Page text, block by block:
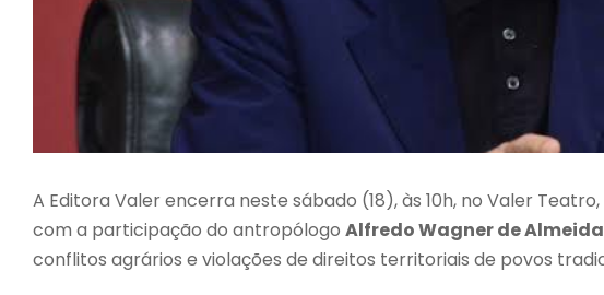
A Editora Valer encerra neste sábado (18), às 10h, no Valer
com a participação do antropólogo Alfredo Wagner de Almeida
conflitos agrários e violações de direitos territoriais de povos